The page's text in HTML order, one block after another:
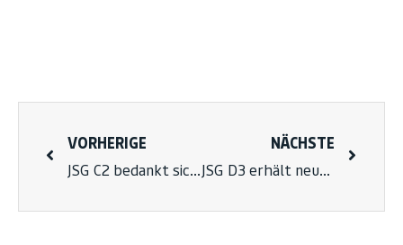
VORHERIGE
JSG C2 bedankt sich für umfangreiches Sponsoring
NÄCHSTE
JSG D3 erhält neue Bälle